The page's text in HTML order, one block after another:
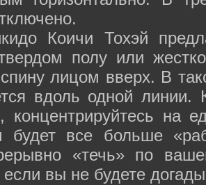
Коичи Тохэй
полу или
лицом вверх. В
вдоль одной
концентрируйтесь на
будет все больше
«течь» по
вы не будете